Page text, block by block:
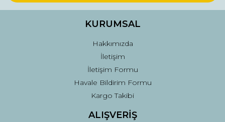
KURUMSAL
Hakkımızda
İletişim
İletişim Formu
Havale Bildirim Formu
Kargo Takibi
ALIŞVERİŞ